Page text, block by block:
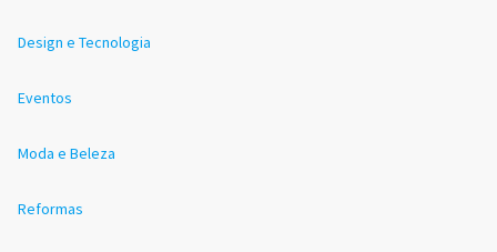
Design e Tecnologia
Eventos
Moda e Beleza
Reformas